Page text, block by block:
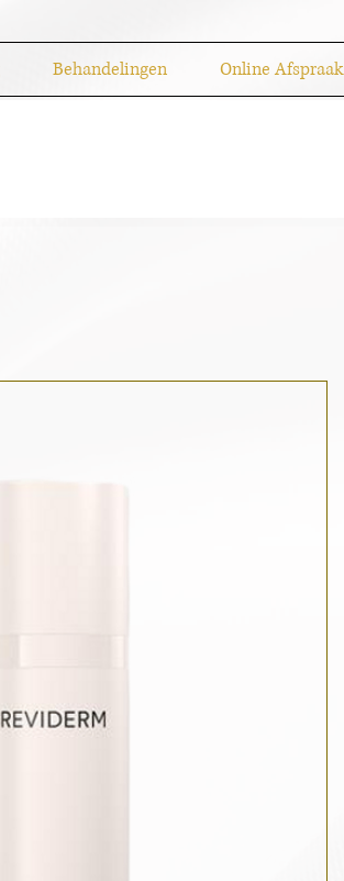
Behandelingen Online Afspraak